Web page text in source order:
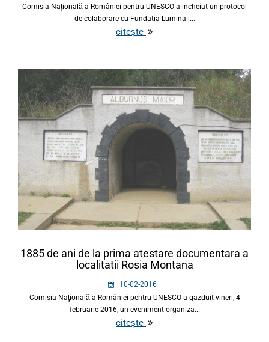
Comisia Naţională a României pentru UNESCO a incheiat un protocol
de colaborare cu Fundatia Lumina i...
citește
1885 de ani de la prima atestare documentara a
localitatii Rosia Montana
10-02-2016
Comisia Naţională a României pentru UNESCO a gazduit vineri, 4
februarie 2016, un eveniment organiza...
citește